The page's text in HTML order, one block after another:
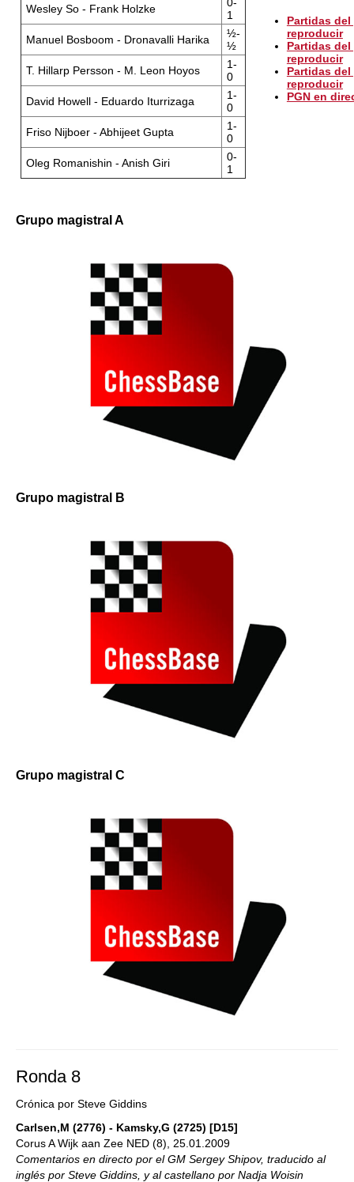
Wesley So - Frank Holzke
1
Manuel Bosboom - Dronavalli Harika
½-
½
T. Hillarp Persson - M. Leon Hoyos
1-
0
David Howell - Eduardo Iturrizaga
1-
0
Friso Nijboer - Abhijeet Gupta
1-
0
Oleg Romanishin - Anish Giri
0-
1
Partidas del
reproducir
Partidas
reproducir
Partidas
reproducir
PGN en
Grupo magistral A
Grupo magistral B
Grupo magistral C
Ronda 8
Crónica por Steve Giddins
Carlsen,M (2776) - Kamsky,G (2725) [D15]
Corus A Wijk aan Zee NED (8), 25.01.2009
Comentarios en directo por el GM Sergey Shipov, traducido al
inglés por Steve Giddins, y al castellano por Nadja Woisin